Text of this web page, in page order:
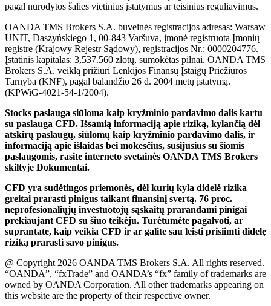
pagal nurodytos šalies vietinius įstatymus ar teisinius reguliavimus.
OANDA TMS Brokers S.A. buveinės registracijos adresas: Warsaw
UNIT, Daszyńskiego 1, 00-843 Varšuva, įmonė registruota Įmonių
registre (Krajowy Rejestr Sądowy), registracijos Nr.: 0000204776.
Įstatinis kapitalas: 3,537.560 zlotų, sumokėtas pilnai. OANDA TMS
Brokers S.A. veiklą prižiuri Lenkijos Finansų Įstaigų Priežiūros
Tarnyba (KNF), pagal balandžio 26 d. 2004 metų įstatymą.
(KPWiG-4021-54-1/2004).
Stocks paslauga siūloma kaip kryžminio pardavimo dalis kartu
su paslauga CFD. Išsamią informaciją apie riziką, kylančią dėl
atskirų paslaugų, siūlomų kaip kryžminio pardavimo dalis, ir
informaciją apie išlaidas bei mokesčius, susijusius su šiomis
paslaugomis, rasite interneto svetainės OANDA TMS Brokers
skiltyje Dokumentai.
CFD yra sudėtingos priemonės, dėl kurių kyla didelė rizika
greitai prarasti pinigus taikant finansinį svertą. 76 proc.
neprofesionaliųjų investuotojų sąskaitų prarandami pinigai
prekiaujant CFD su šiuo teikėju. Turėtumėte pagalvoti, ar
suprantate, kaip veikia CFD ir ar galite sau leisti prisiimti didelę
riziką prarasti savo pinigus.
@ Copyright 2026 OANDA TMS Brokers S.A. All rights reserved.
“OANDA”, “fxTrade” and OANDA’s “fx” family of trademarks are
owned by OANDA Corporation. All other trademarks appearing on
this website are the property of their respective owner.